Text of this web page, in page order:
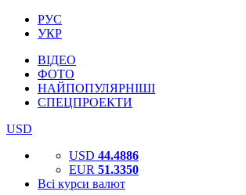
РУС
УКР
ВІДЕО
ФОТО
НАЙПОПУЛЯРНІШІ
СПЕЦПРОЕКТИ
USD
USD 44.4886
EUR 51.3350
Всі курси валют